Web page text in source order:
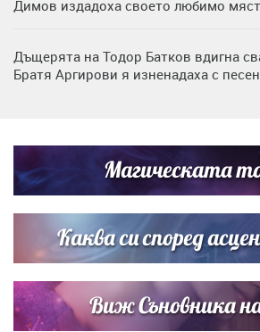
Димов издадоха своето любимо
Дъщерята на Тодор Батков вдигна
Братя Аргирови я изненадаха с песен
Списъкът е ясен: Джей Ло и Риана
сватбата на Роналдо
Магическата
Каква си според
Виж Съновника